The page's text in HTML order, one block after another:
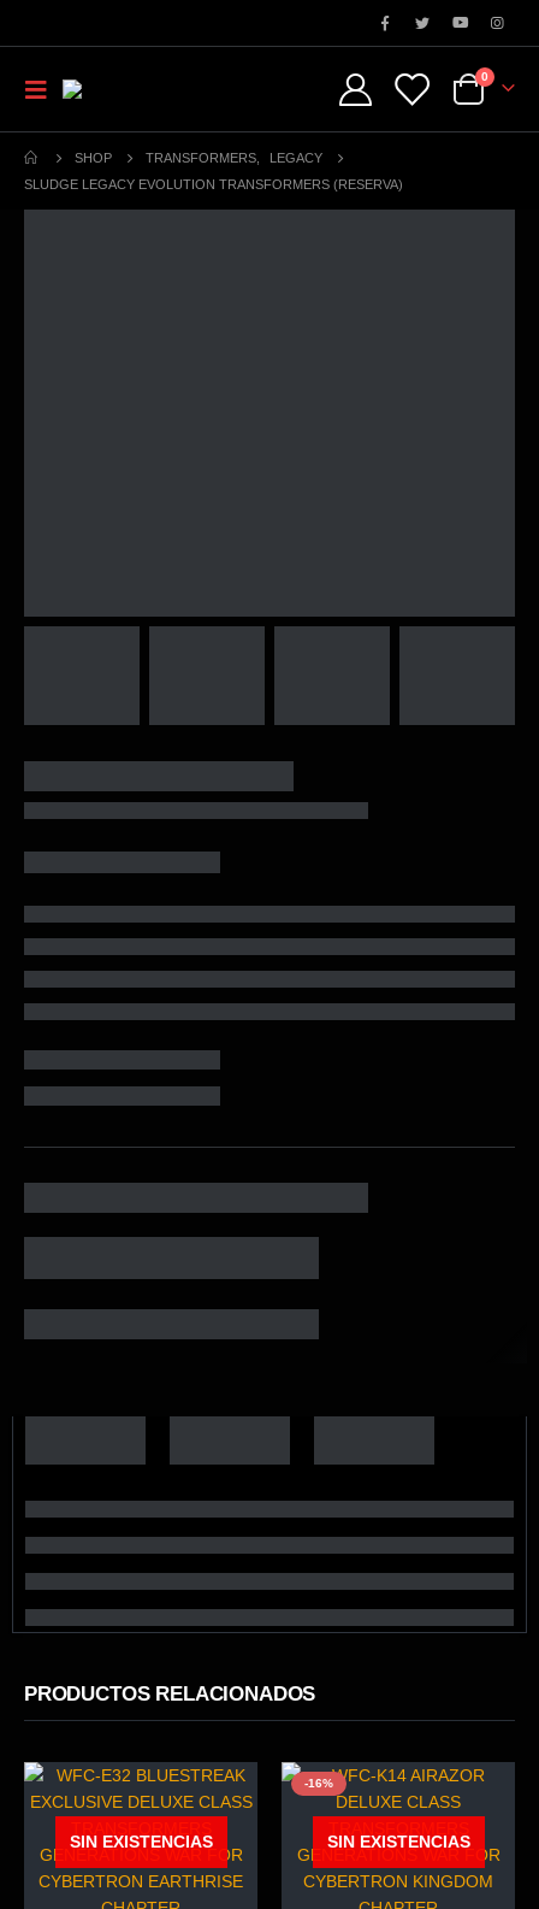
0
SHOP TRANSFORMERS
LEGACY
SLUDGE LEGACY EVOLUTION TRANSFORMERS (RESERVA)
PRODUCTOS RELACIONADOS
SIN EXISTENCIAS
-16%
SIN EXISTENCIAS